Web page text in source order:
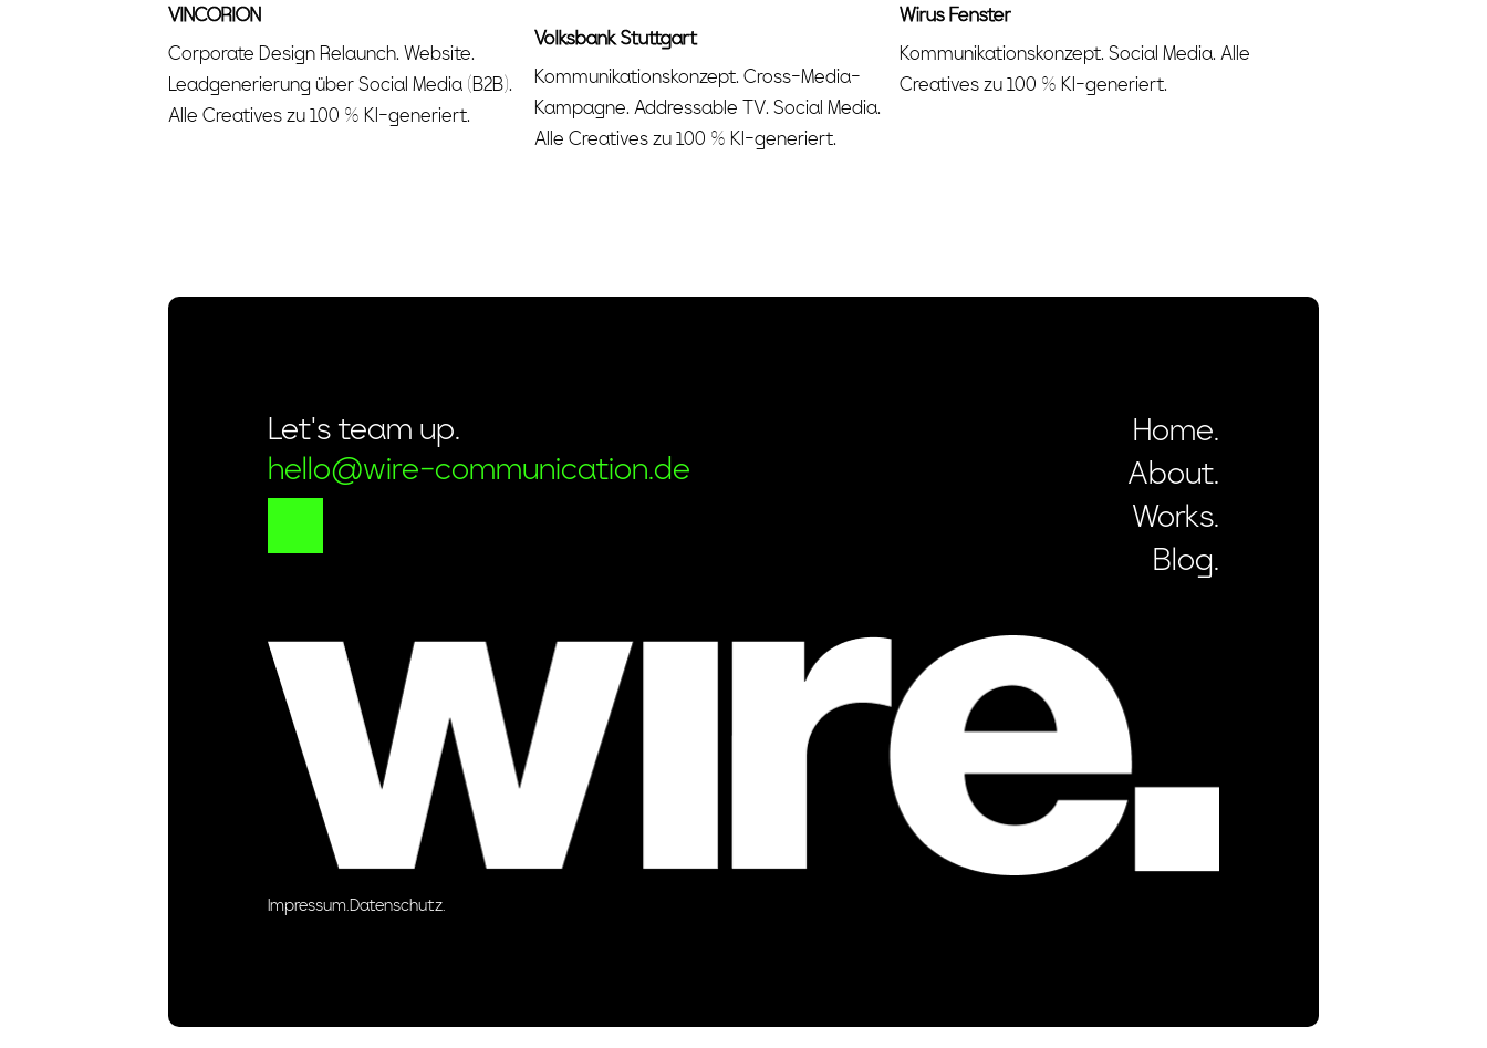
VINCORION
Corporate Design Relaunch. Website.
Leadgenerierung über Social Media (B2B).
Alle Creatives zu 100 % KI-generiert.
Volksbank Stuttgart
Kommunikationskonzept. Cross-Media-
Kampagne. Addressable TV. Social Media.
Alle Creatives zu 100 % KI-generiert.
Wirus Fenster
Kommunikationskonzept. Social Media. Alle
Creatives zu 100 % KI-generiert.
Let’s team up.
hello@wire-communication.de
Home.
About.
Works.
Blog.
Impressum.Datenschutz.